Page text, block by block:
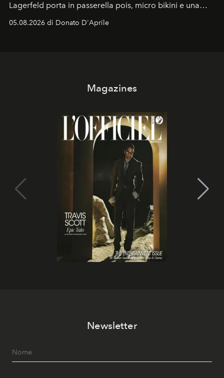
Lagerfeld porta in passerella pois, micro bikini e una
logomania pensata per la spiaggia
Kate, Claudia e Carla una dietro l'altra. Trent'anni dopo,
05.08.2026 di Donato D'Aprile
Magazines
Newsletter